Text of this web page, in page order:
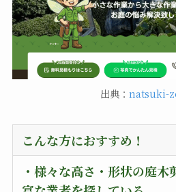
出典： natsuki-
こんな方におすすめ！
・様々な高さ・形状の庭